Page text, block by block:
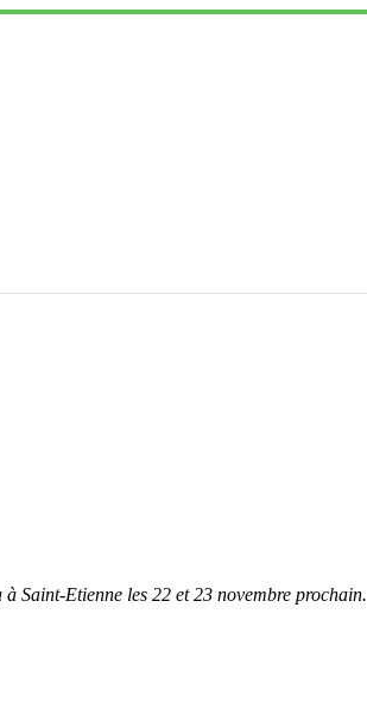
à Saint-Etienne les 22 et 23 novembre prochain.